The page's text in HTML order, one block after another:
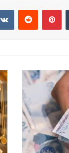
بينتيريست
24